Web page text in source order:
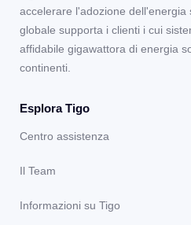
accelerare l'adozione dell'energia
globale supporta i clienti i cui
affidabile gigawattora di energia
continenti.
Esplora Tigo
Centro assistenza
Il Team
Informazioni su Tigo